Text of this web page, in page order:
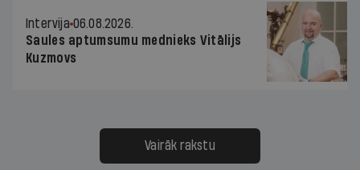
Intervija 06.08.2026.
Saules aptumsumu mednieks Vitālijs
Kuzmovs
Vairāk rakstu